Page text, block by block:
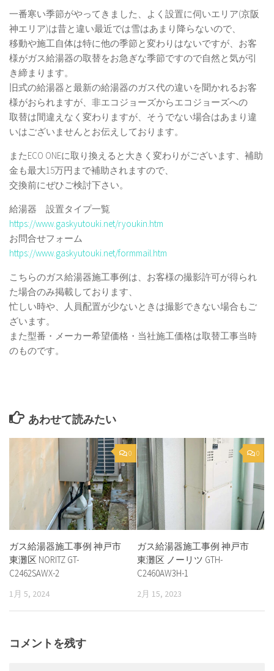
一番寒い季節がやってきました、よく設置に伺いエリア(京阪
神エリア)は昔と違い最近では雪はあまり降らないので、
移動や施工自体は特に他の季節と変わりはないですが、お客
様がガス給湯器の取替をお急ぎな季節ですので自然と気が引
き締まります。
旧式の給湯器と最新の給湯器のガス代の違いを聞かれるお客
様がおられますが、非エコジョーズからエコジョーズへの
取替は間違えなく変わりますが、そうでない場合はあまり違
いはございませんとお伝えしております。
またECO ONEに取り換えると大きく変わりがございます、補助
金も最大15万円まで補助されますので、
交換前にぜひご検討下さい。
給湯器 設置タイプ一覧
https://www.gaskyutouki.net/ryoukin.htm
お問合せフォーム
https://www.gaskyutouki.net/formmail.htm
こちらのガス給湯器施工事例は、お客様の撮影許可が得られ
た場合のみ掲載しております、
忙しい時や、人員配置が少ないときは撮影できない場合もご
ざいます。
また型番・メーカー希望価格・当社施工価格は取替工事当時
のものです。
あわせて読みたい
0
ガス給湯器施工事例 神戸市
東灘区 NORITZ GT-
C2462SAWX-2
1月 5, 2024
0
ガス給湯器施工事例 神戸市
東灘区 ノーリツ GTH-
C2460AW3H-1
2月 15, 2023
コメントを残す